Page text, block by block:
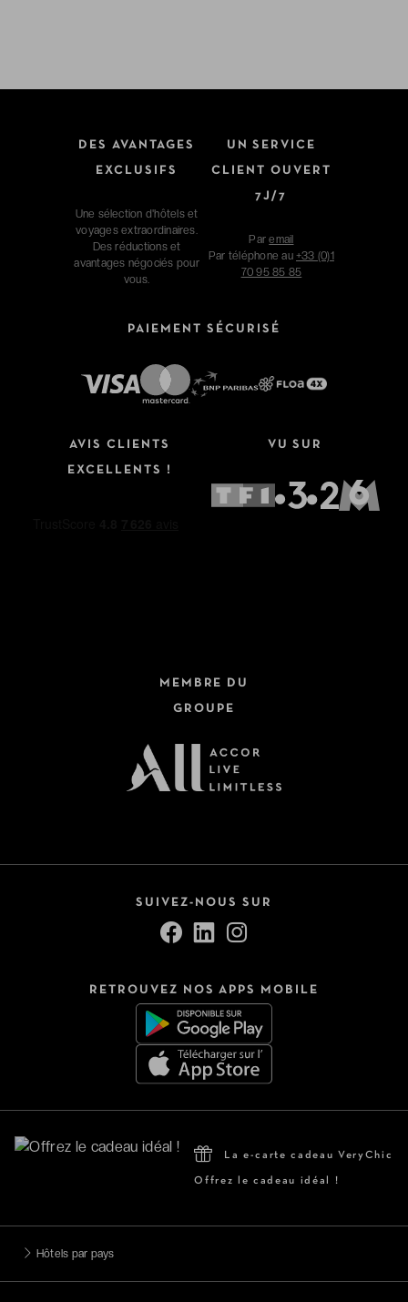
DES AVANTAGES
EXCLUSIFS
Une sélection d'hôtels et
voyages extraordinaires.
Des réductions et
avantages négociés pour
vous.
UN SERVICE
CLIENT OUVERT
7J/7
Paremail
Par téléphone au +33 (0)1
70 95 85 85
PAIEMENT SÉCURISÉ
AVIS CLIENTS
EXCELLENTS !
VU SUR
MEMBRE DU
GROUPE
SUIVEZ-NOUS SUR
RETROUVEZ NOS APPS MOBILE
La e-carte cadeau VeryChic
Offrez le cadeau idéal !
Hôtels par pays